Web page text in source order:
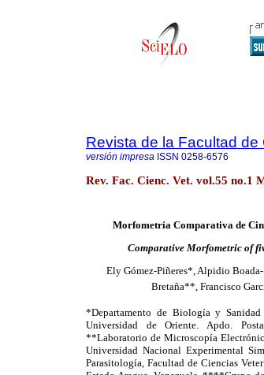
Revista de la Facultad de
versión impresa ISSN 0258-6576
Rev. Fac. Cienc. Vet. vol.55 no.1
Morfometría Comparativa de
Comparative Morfometric of
Ely Gómez-Piñeres*, Alpidio
Bretaña**, Francisco
*Departamento de Biología y
Universidad de Oriente. Apdo.
**Laboratorio de Microscopía
Universidad Nacional Experimental
Parasitología, Facultad de Ciencias